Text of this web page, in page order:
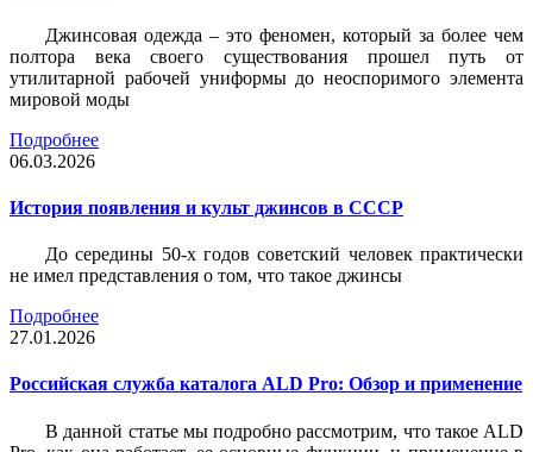
Джинсовая одежда – это феномен, который за более чем
полтора века своего существования прошел путь от
утилитарной рабочей униформы до неоспоримого элемента
мировой моды
Подробнее
06.03.2026
История появления и культ джинсов в СССР
До середины 50-х годов советский человек практически
не имел представления о том, что такое джинсы
Подробнее
27.01.2026
Российская служба каталога ALD Pro: Обзор и применение
В данной статье мы подробно рассмотрим, что такое ALD